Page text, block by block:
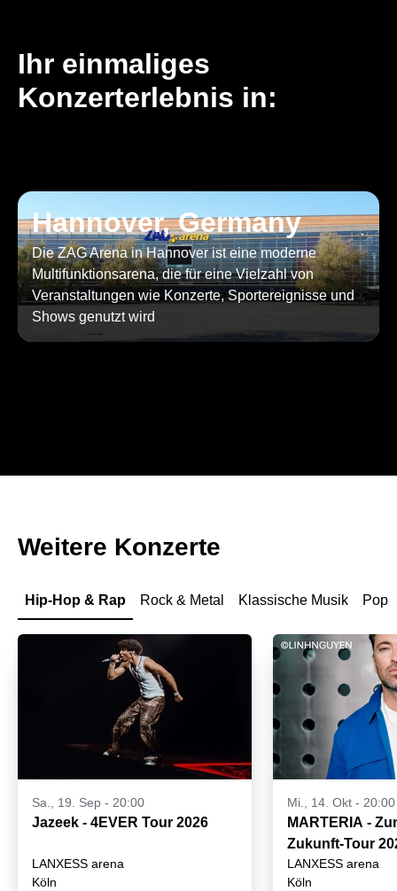
Ihr einmaliges
Konzerterlebnis in:
Hannover, Germany
Die ZAG Arena in Hannover ist eine moderne
Multifunktionsarena, die für eine Vielzahl von
Veranstaltungen wie Konzerte, Sportereignisse und
Shows genutzt wird
Weitere Konzerte
Hip-Hop & Rap Rock & Metal Klassische Musik Pop
Sa., 19. Sep - 20:00
Jazeek - 4EVER Tour 2026
LANXESS arena
Köln
Mi., 14. Okt - 20:00
MARTERIA -
Zukunft-Tour
LANXESS arena
Köln